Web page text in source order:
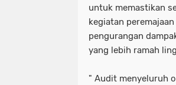
untuk memastikan
kegiatan
pengurangan
yang lebih ramah
" Audit menyeluruh